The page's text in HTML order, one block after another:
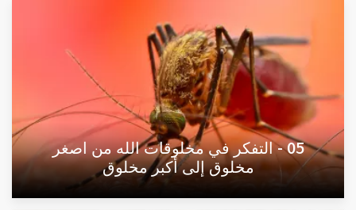
05 - التفكر في مخلوقات الله من اصغر
مخلوق إلى أكبر مخلوق